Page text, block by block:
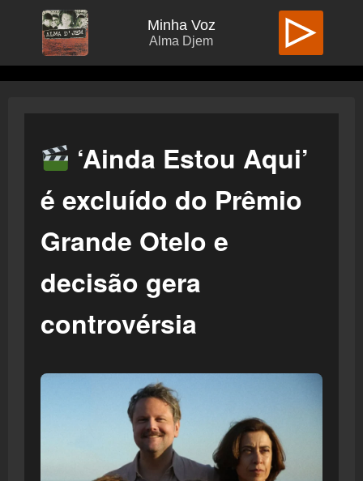
Minha Voz
Alma Djem
‘Ainda Estou Aqui’
é excluído do Prêmio
Grande Otelo e
decisão gera
controvérsia